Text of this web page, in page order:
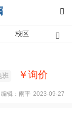
校区 资讯
班 ￥询价
2023-09-27
编辑：雨平